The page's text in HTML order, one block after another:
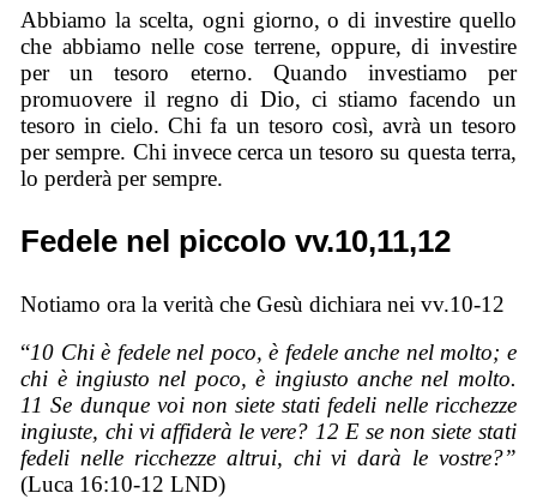
Abbiamo la scelta, ogni giorno, o di investire quello
che abbiamo nelle cose terrene, oppure, di investire
per un tesoro eterno. Quando investiamo per
promuovere il regno di Dio, ci stiamo facendo un
tesoro in cielo. Chi fa un tesoro così, avrà un tesoro
per sempre. Chi invece cerca un tesoro su questa terra,
lo perderà per sempre.
Fedele nel piccolo vv.10,11,12
Notiamo ora la verità che Gesù dichiara nei vv.10-12
“10 Chi è fedele nel poco, è fedele anche nel molto; e
chi è ingiusto nel poco, è ingiusto anche nel molto.
11 Se dunque voi non siete stati fedeli nelle ricchezze
ingiuste, chi vi affiderà le vere? 12 E se non siete stati
fedeli nelle ricchezze altrui, chi vi darà le vostre?”
(Luca 16:10-12 LND)